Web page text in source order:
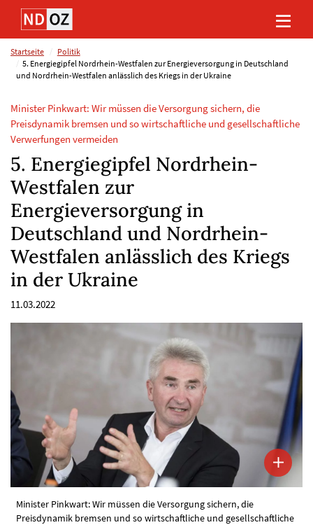
Direkt
Inhalt
(Eingabetaste)
Direkt
Hauptmenu
(Eingabetaste)
Direkt
Suche
(Eingabetaste)
Direkt
Footer
(Eingabetaste)
Startseite
Politik
5. Energiegipfel Nordrhein-Westfalen zur Energieversorgung in Deutschland
und Nordrhein-Westfalen anlässlich des Kriegs in der Ukraine
Minister Pinkwart: Wir müssen die Versorgung sichern, die
Preisdynamik bremsen und so wirtschaftliche und gesellschaftliche
Verwerfungen vermeiden
5. Energiegipfel Nordrhein-
Westfalen zur
Energieversorgung in
Deutschland und Nordrhein-
Westfalen anlässlich des Kriegs
in der Ukraine
11.03.2022
Minister Pinkwart: Wir müssen die Versorgung sichern, die
Preisdynamik bremsen und so wirtschaftliche und gesellschaftliche